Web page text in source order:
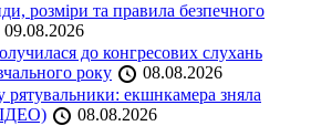
розміри та правила безпечного
09.08.2026
до конгресових слухань
року
08.08.2026
рятувальники: екшнкамера зняла
08.08.2026